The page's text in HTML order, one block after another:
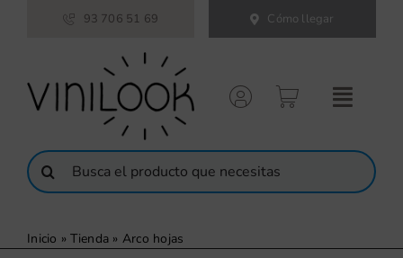
93 706 51 69 Cómo llegar
Buscar:
Inicio »Tienda » Arco hojas